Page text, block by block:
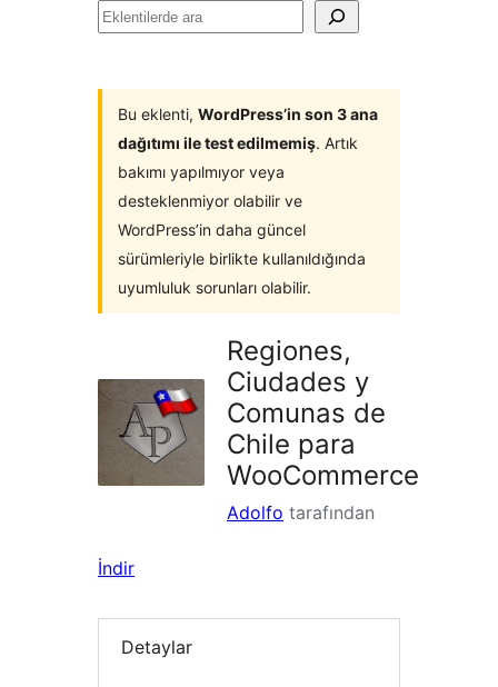
Eklentilerde
Bu eklenti, WordPress’in son 3 ana
dağıtımı ile test edilmemiş. Artık
bakımı yapılmıyor veya
desteklenmiyor olabilir ve
WordPress’in daha güncel
sürümleriyle birlikte kullanıldığında
uyumluluk sorunları olabilir.
Regiones,
Ciudades y
Comunas de
Chile para
WooCommerce
Adolfo tarafından
İndir
Detaylar